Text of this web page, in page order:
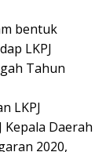
bentuk
LKPJ
Tahun
LKPJ
Kepala Daerah
2020,